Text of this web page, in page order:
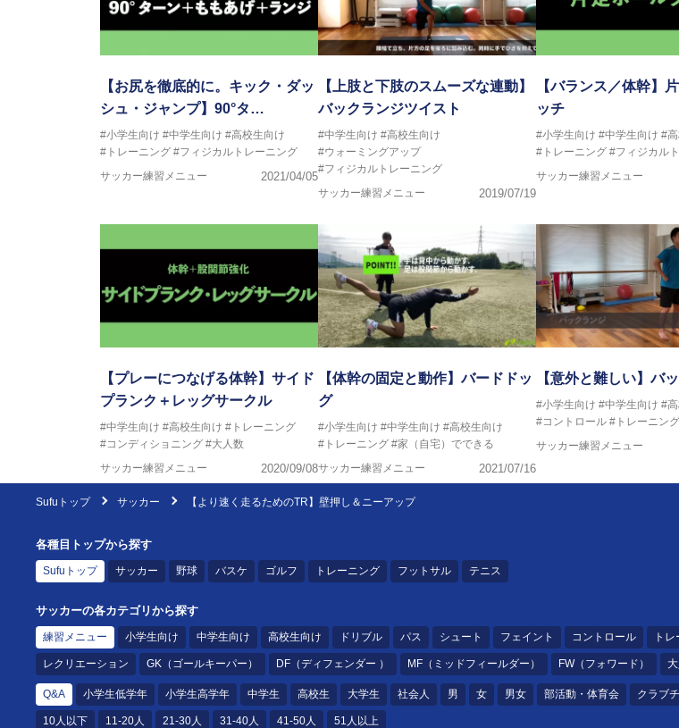
【お尻を徹底的に。キック・ダッ
シュ・ジャンプ】90°タ…
#小学生向け #中学生向け #高校生向け
#トレーニング #フィジカルトレーニング
サッカー練習メニュー
2021/04/05
【上肢と下肢のスムーズな連動】
バックランジツイスト
#中学生向け #高校生向け
#ウォーミングアップ
#フィジカルトレーニング
サッカー練習メニュー
2019/07/19
【バランス／体幹】
ッチ
#小学生向け #中学生向け #
#トレーニング #フィジカル
サッカー練習メニュー
【プレーにつなげる体幹】サイド
プランク＋レッグサークル
#中学生向け #高校生向け #トレーニング
#コンディショニング #大人数
サッカー練習メニュー
2020/09/08
【体幹の固定と動作】バードドッ
グ
#小学生向け #中学生向け #高校生向け
#トレーニング #家（自宅）でできる
サッカー練習メニュー
2021/07/16
【意外と難しい】バ
#小学生向け #中学生向け #
#コントロール #トレーニング
サッカー練習メニュー
Sufuトップ サッカー 【より速く走るためのTR】壁押し＆ニーアップ
各種目トップから探す
Sufuトップ サッカー 野球 バスケ ゴルフ トレーニング フットサル テニス
サッカーの各カテゴリから探す
練習メニュー 小学生向け 中学生向け 高校生向け ドリブル パス シュート フェイント コントロール ト
レクリエーション GK（ゴールキーパー） DF（ディフェンダー ） MF（ミッドフィールダー） FW（フォワード）
Q&A 小学生低学年 小学生高学年 中学生 高校生 大学生 社会人 男 女 男女 部活動・体育会 クラブ
10人以下 11-20人 21-30人 31-40人 41-50人 51人以上